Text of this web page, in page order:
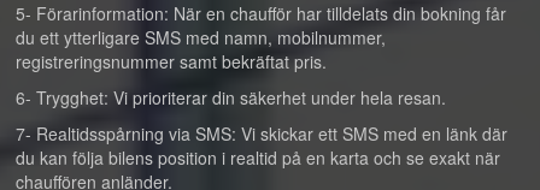
5- Förarinformation: När en chaufför har tilldelats din bokning får
du ett ytterligare SMS med namn, mobilnummer,
registreringsnummer samt bekräftat pris.
6- Trygghet: Vi prioriterar din säkerhet under hela resan.
7- Realtidsspårning via SMS: Vi skickar ett SMS med en länk där
du kan följa bilens position i realtid på en karta och se exakt när
chauffören anländer.